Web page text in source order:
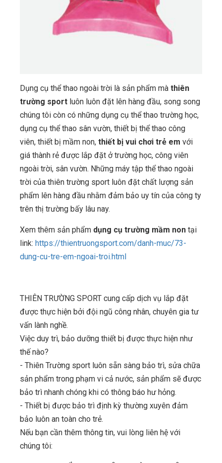
Dụng cụ thể thao ngoài trời là sản phẩm mà thiên
trường sport luôn luôn đặt lên hàng đầu, song song
chúng tôi còn có những dụng cụ thể thao trường học,
dụng cụ thể thao sân vườn, thiết bị thể thao công
viên, thiết bị mầm non, thiết bị vui chơi trẻ em với
giá thành rẻ được lắp đặt ở trường học, công viên
ngoài trời, sân vườn. Những máy tập thể thao ngoài
trời của thiên trường sport luôn đặt chất lượng sản
phẩm lên hàng đầu nhằm đảm bảo uy tín của công ty
trên thị trường bấy lâu nay.
Xem thêm sản phẩm dụng cụ trường mầm non tại
link: https://thientruongsport.com/danh-muc/73-
dung-cu-tre-em-ngoai-troi.html
THIÊN TRƯỜNG SPORT cung cấp dịch vụ lắp đặt
được thực hiện bởi đội ngũ công nhân, chuyên gia tư
vấn lành nghề.
Việc duy trì, bảo dưỡng thiết bị được thực hiện như
thế nào?
- Thiên Trường sport luôn sẵn sàng bảo trì, sửa chữa
sản phẩm trong phạm vi cả nước, sản phẩm sẽ được
bảo trì nhanh chóng khi có thông báo hư hỏng.
- Thiết bị được bảo trì định kỳ thường xuyên đảm
bảo luôn an toàn cho trẻ.
Nếu bạn cần thêm thông tin, vui lòng liên hệ với
chúng tôi: